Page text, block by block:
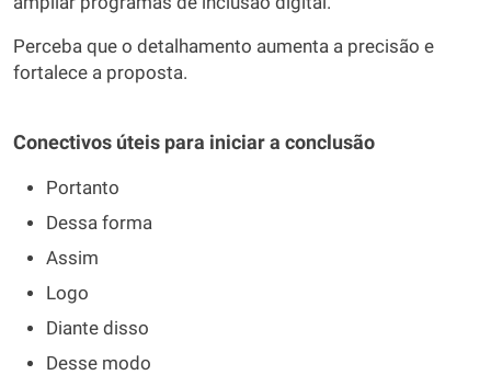
Perceba que o detalhamento aumenta a precisão e
fortalece a proposta.
Conectivos úteis para iniciar a conclusão
Portanto
Dessa forma
Assim
Logo
Diante disso
Desse modo